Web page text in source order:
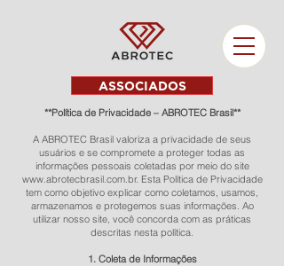
ASSOCIADOS
**Política de Privacidade – ABROTEC Brasil**
A ABROTEC Brasil valoriza a privacidade de seus
usuários e se compromete a proteger todas as
informações pessoais coletadas por meio do site
www.abrotecbrasil.com.br. Esta Política de Privacidade
tem como objetivo explicar como coletamos, usamos,
armazenamos e protegemos suas informações. Ao
utilizar nosso site, você concorda com as práticas
descritas nesta política.
1. Coleta de Informações